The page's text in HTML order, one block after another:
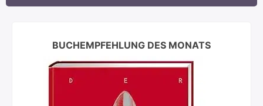
BUCHEMPFEHLUNG DES MONATS